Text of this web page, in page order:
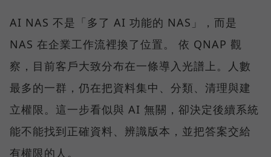
AI NAS 不是「多了 AI 功能的 NAS」，而是
NAS 在企業工作流裡換了位置。 依 QNAP 觀
察，目前客戶大致分布在一條導入光譜上。人數
最多的一群，仍在把資料集中、分類、清理與建
立權限。這一步看似與 AI 無關，卻決定後續系統
能不能找到正確資料、辨識版本，並把答案交給
有權限的人。